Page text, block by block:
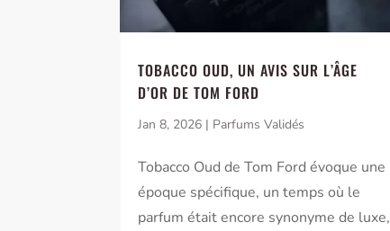
TOBACCO OUD, UN AVIS SUR L’ÂGE
D’OR DE TOM FORD
Jan 8, 2026 | Parfums Validés
Tobacco Oud de Tom Ford évoque une
époque spécifique, un temps où le
parfum était encore synonyme de luxe,